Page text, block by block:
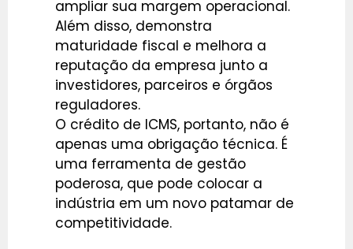
ampliar sua margem operacional.
Além disso, demonstra
maturidade fiscal e melhora a
reputação da empresa junto a
investidores, parceiros e órgãos
reguladores.
O crédito de ICMS, portanto, não é
apenas uma obrigação técnica. É
uma ferramenta de gestão
poderosa, que pode colocar a
indústria em um novo patamar de
competitividade.